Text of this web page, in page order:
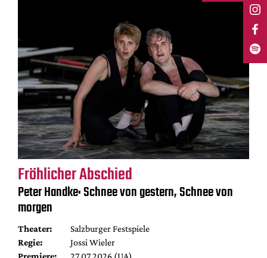
Fröhlicher Abschied
Peter Handke: Schnee von gestern, Schnee von
morgen
Theater:
Salzburger Festspiele
Regie:
Jossi Wieler
Premiere:
27.07.2026 (UA)